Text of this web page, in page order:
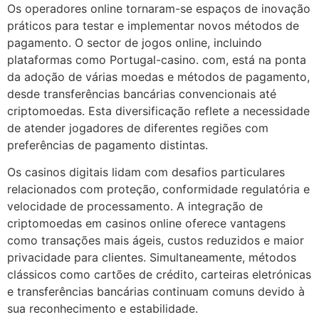
Os operadores online tornaram-se espaços de inovação
práticos para testar e implementar novos métodos de
pagamento. O sector de jogos online, incluindo
plataformas como Portugal-casino. com, está na ponta
da adoção de várias moedas e métodos de pagamento,
desde transferências bancárias convencionais até
criptomoedas. Esta diversificação reflete a necessidade
de atender jogadores de diferentes regiões com
preferências de pagamento distintas.
Os casinos digitais lidam com desafios particulares
relacionados com proteção, conformidade regulatória e
velocidade de processamento. A integração de
criptomoedas em casinos online oferece vantagens
como transações mais ágeis, custos reduzidos e maior
privacidade para clientes. Simultaneamente, métodos
clássicos como cartões de crédito, carteiras eletrónicas
e transferências bancárias continuam comuns devido à
sua reconhecimento e estabilidade.